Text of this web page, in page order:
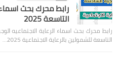
رابط محرك بحث اسماء
التاسعة 2025
التاسعة للشمولين بالرعاية الاجتماعية 2025…